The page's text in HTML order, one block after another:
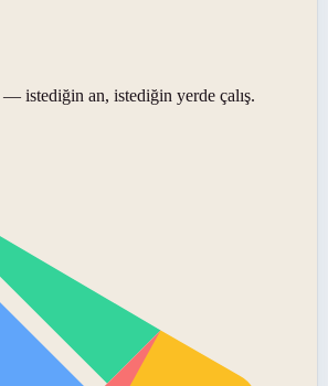
— istediğin an, istediğin yerde çalış.